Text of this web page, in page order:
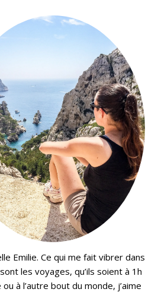
Emilie. Ce qui me fait vibrer dans
les voyages, qu’ils soient à 1h
à l’autre bout du monde, j’aime